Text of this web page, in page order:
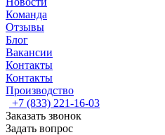
Команда
Отзывы
Блог
Вакансии
Контакты
Контакты
Производство
+7 (833) 221-16-03
Заказать звонок
Задать вопрос